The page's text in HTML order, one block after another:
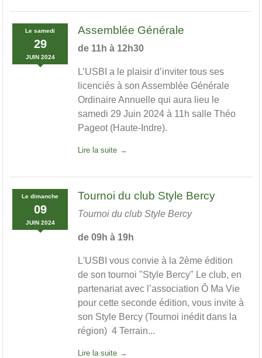
Lesamedi
29
JUIN 2024
Assemblée Générale
de 11h à 12h30
L’USBI a le plaisir d’inviter tous ses
licenciés à son Assemblée Générale
Ordinaire Annuelle qui aura lieu le
samedi 29 Juin 2024 à 11h salle Théo
Pageot (Haute-Indre).
Lire la suite
Ledimanche
09
JUIN 2024
Tournoi du club Style Bercy
Tournoi du club Style Bercy
de 09h à 19h
L'USBI vous convie à la 2ème édition
de son tournoi "Style Bercy" Le club, en
partenariat avec l’association Ô Ma Vie
pour cette seconde édition, vous invite à
son Style Bercy (Tournoi inédit dans la
région) 4 Terrain...
Lire la suite